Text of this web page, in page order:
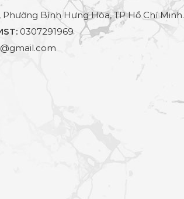
Phường Bình Hưng Hòa, TP Hồ Chí Minh.
0307291969